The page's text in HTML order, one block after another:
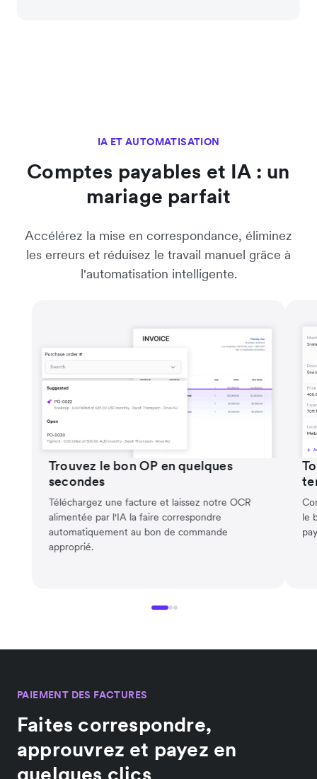
IA ET AUTOMATISATION
Comptes payables et IA : un
mariage parfait
Accélérez la mise en correspondance, éliminez
les erreurs et réduisez le travail manuel grâce à
l'automatisation intelligente.
Trouvez le bon OP en quelques
secondes
Téléchargez une facture et laissez notre OCR
alimentée par l'IA la faire correspondre
automatiquement au bon de commande
approprié.
le
PAIEMENT DES FACTURES
Faites correspondre,
approuvrez et payez en